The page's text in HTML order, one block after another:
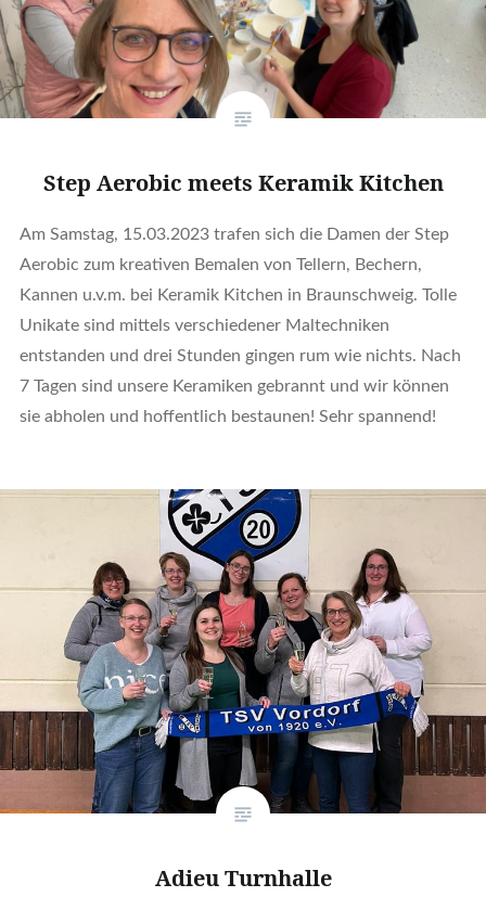
Step Aerobic meets Keramik Kitchen
Am Samstag, 15.03.2023 trafen sich die Damen der Step
Aerobic zum kreativen Bemalen von Tellern, Bechern,
Kannen u.v.m. bei Keramik Kitchen in Braunschweig. Tolle
Unikate sind mittels verschiedener Maltechniken
entstanden und drei Stunden gingen rum wie nichts. Nach
7 Tagen sind unsere Keramiken gebrannt und wir können
sie abholen und hoffentlich bestaunen! Sehr spannend!
Adieu Turnhalle